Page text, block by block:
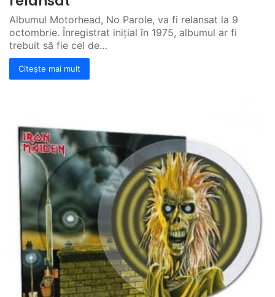
Albumul Motorhead, No Parole, va fi relansat la 9
octombrie. Înregistrat inițial în 1975, albumul ar fi
trebuit să fie cel de…
Citește mai mult